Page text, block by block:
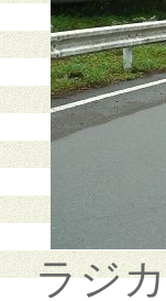
ラジ